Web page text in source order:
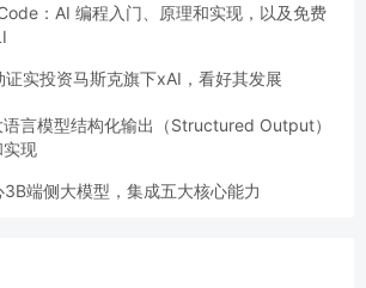
：AI 编程入门、原理和实现，以及免费
证实投资马斯克旗下xAI，看好其发展
言模型结构化输出（Structured Output）
实现
端侧大模型，集成五大核心能力